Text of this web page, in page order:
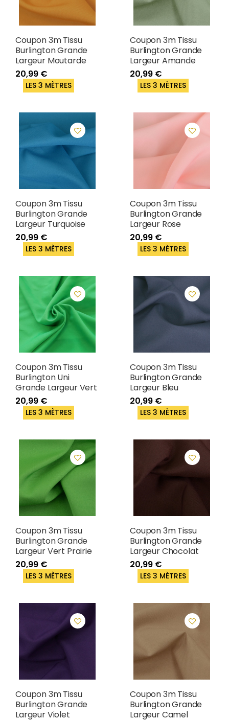
Coupon 3m Tissu
Burlington Grande
Largeur Moutarde
20,99 €
LES 3 MÈTRES
Coupon 3m Tissu
Burlington Grande
Largeur Amande
20,99 €
LES 3 MÈTRES
Coupon 3m Tissu
Burlington Grande
Largeur Turquoise
20,99 €
LES 3 MÈTRES
Coupon 3m Tissu
Burlington Grande
Largeur Rose
20,99 €
LES 3 MÈTRES
Coupon 3m Tissu
Burlington Uni
Grande Largeur Vert
20,99 €
LES 3 MÈTRES
Coupon 3m Tissu
Burlington Grande
Largeur Bleu
20,99 €
LES 3 MÈTRES
Coupon 3m Tissu
Burlington Grande
Largeur Vert Prairie
20,99 €
LES 3 MÈTRES
Coupon 3m Tissu
Burlington Grande
Largeur Chocolat
20,99 €
LES 3 MÈTRES
Coupon 3m Tissu
Burlington Grande
Largeur Violet
Coupon 3m Tissu
Burlington Grande
Largeur Camel